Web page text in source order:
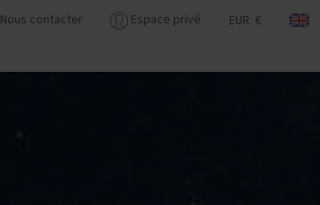
Nous contacter Espace privé EUR €